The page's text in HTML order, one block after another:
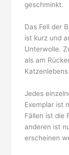
geschminkt.
Das Fell der
ist kurz und
Unterwolle.
als am
Jedes
Exemplar ist
Fällen ist die
anderen ist
erscheinen